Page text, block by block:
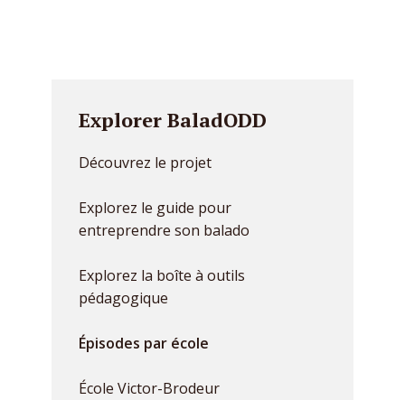
Explorer BaladODD
Découvrez le projet
Explorez le guide pour
entreprendre son balado
Explorez la boîte à outils
pédagogique
Épisodes par école
École Victor-Brodeur